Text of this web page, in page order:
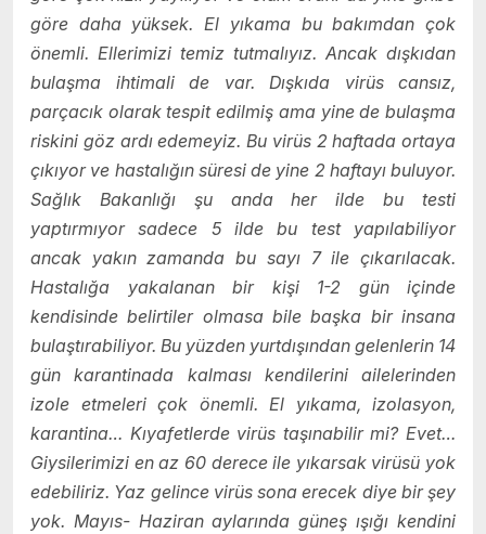
göre daha yüksek. El yıkama bu bakımdan çok
önemli. Ellerimizi temiz tutmalıyız. Ancak dışkıdan
bulaşma ihtimali de var. Dışkıda virüs cansız,
parçacık olarak tespit edilmiş ama yine de bulaşma
riskini göz ardı edemeyiz. Bu virüs 2 haftada ortaya
çıkıyor ve hastalığın süresi de yine 2 haftayı buluyor.
Sağlık Bakanlığı şu anda her ilde bu testi
yaptırmıyor sadece 5 ilde bu test yapılabiliyor
ancak yakın zamanda bu sayı 7 ile çıkarılacak.
Hastalığa yakalanan bir kişi 1-2 gün içinde
kendisinde belirtiler olmasa bile başka bir insana
bulaştırabiliyor. Bu yüzden yurtdışından gelenlerin 14
gün karantinada kalması kendilerini ailelerinden
izole etmeleri çok önemli. El yıkama, izolasyon,
karantina… Kıyafetlerde virüs taşınabilir mi? Evet…
Giysilerimizi en az 60 derece ile yıkarsak virüsü yok
edebiliriz. Yaz gelince virüs sona erecek diye bir şey
yok. Mayıs- Haziran aylarında güneş ışığı kendini